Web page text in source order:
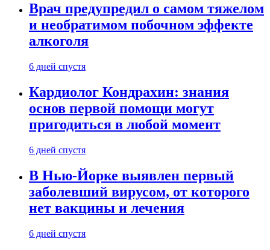
Врач предупредил о самом тяжелом
и необратимом побочном эффекте
алкоголя
6 дней спустя
Кардиолог Кондрахин: знания
основ первой помощи могут
пригодиться в любой момент
6 дней спустя
В Нью-Йорке выявлен первый
заболевший вирусом, от которого
нет вакцины и лечения
6 дней спустя